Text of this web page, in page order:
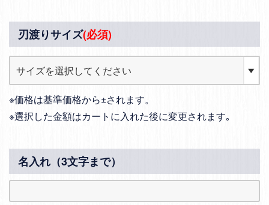
刃渡りサイズ(必須)
※価格は基準価格から±されます。
※選択した金額はカートに入れた後に変更されます｡
名入れ（3文字まで）